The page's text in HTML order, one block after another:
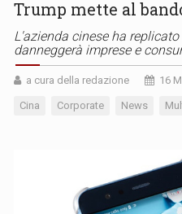
Trump mette al
L'azienda cinese ha
danneggerà imprese e
a cura della redazione 16
Cina Corporate News